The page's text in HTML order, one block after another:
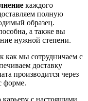
каждого
полную
образец.
а также вы
нужной степени.
как мы сотрудничаем с
доставку
производится через
форме.
с настоящими